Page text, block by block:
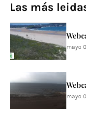
Las más
mayo
mayo